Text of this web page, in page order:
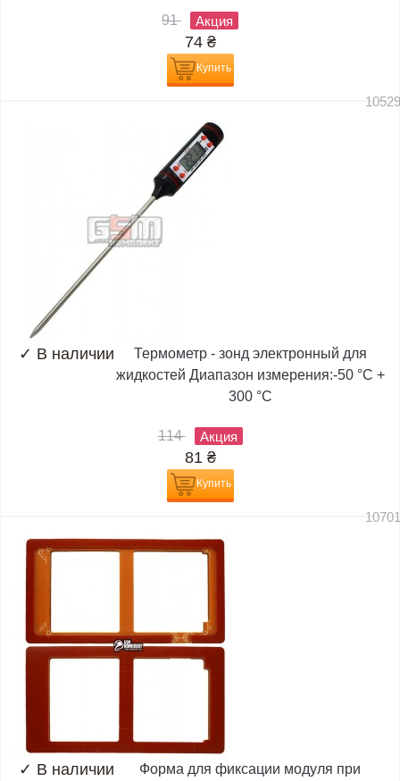
91 Акция
74 ₴
Купить
✓ В наличии
Термометр - зонд электронный для
жидкостей Диапазон измерения:-50 °C +
300 °C
114 Акция
81 ₴
Купить
✓ В наличии
Форма для фиксации модуля при